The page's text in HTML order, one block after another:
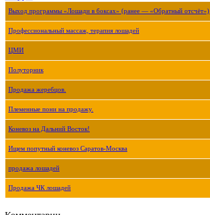
Выход программы «Лошади в боксах» (ранее — «Обратный отсчёт»)
Профессиональный массаж, терапия лошадей
ЦМИ
Полуторник
Продажа жеребцов.
Племенные пони на продажу.
Коневоз на Дальний Восток!
Ищем попутный коневоз Саратов-Москва
продажа лошадей
Продажа ЧК лошадей